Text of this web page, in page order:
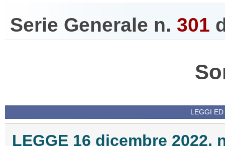
Serie Generale n. 301
LEGGI
LEGGE 16 dicembre 2022,